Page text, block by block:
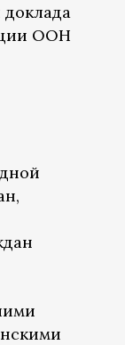
доклада
ООН